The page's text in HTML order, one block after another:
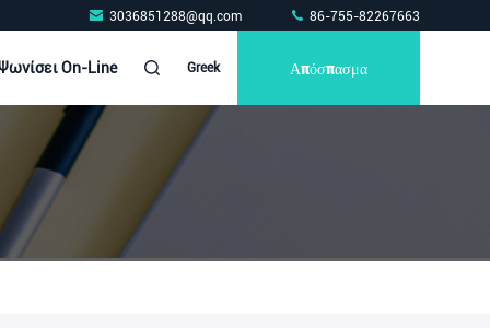
3036851288@qq.com 86-755-82267663
On-Line Greek Απόσπασμα